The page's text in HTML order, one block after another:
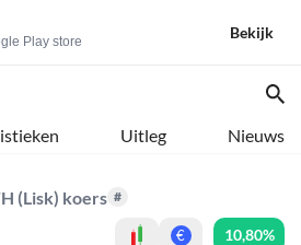
Play store
Bekijk
Uitleg Nieuws
(Lisk) koers #
€ 10,80%